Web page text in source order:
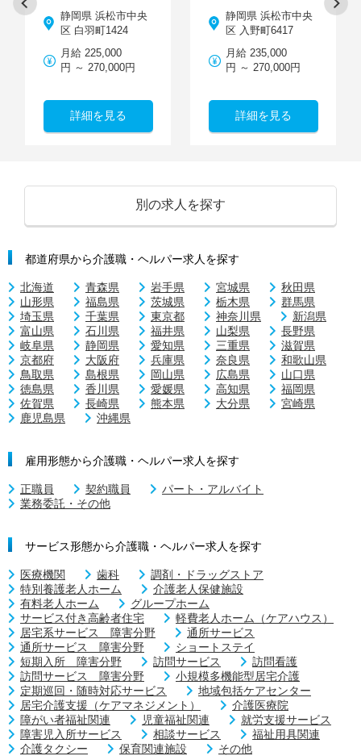
静岡県 浜松市中央
区 白羽町1424
月給 225,000
円 ～ 270,000円
詳細を見る
静岡県 浜松市中央
区 入野町6417
月給 235,000
円 ～ 270,000円
詳細を見る
別の求人を探す
都道府県から介護職・ヘルパー求人を探す
北海道 青森県 岩手県 宮城県
秋田県
山形県
福島県 茨城県 栃木県
群馬県
埼玉県
千葉県 東京都 神奈川県
新潟県
富山県
石川県 福井県 山梨県
長野県
岐阜県
静岡県 愛知県 三重県
滋賀県
京都府
大阪府 兵庫県 奈良県
和歌山県
鳥取県
島根県 岡山県 広島県
山口県
徳島県
香川県 愛媛県 高知県
福岡県
佐賀県
長崎県 熊本県 大分県
宮崎県
鹿児島県
沖縄県
雇用形態から介護職・ヘルパー求人を探す
正職員 契約職員
パート・アルバイト
業務委託・その他
サービス形態から介護職・ヘルパー求人を探す
医療機関 歯科
調剤・ドラッグストア
特別養護老人ホーム
介護老人保健施設
有料老人ホーム
グループホーム
サービス付き高齢者住宅
軽費老人ホーム（ケアハウス）
居宅系サービス 障害分野
通所サービス
通所サービス 障害分野
ショートステイ
短期入所 障害分野
訪問サービス
訪問看護
訪問サービス 障害分野
小規模多機能型居宅介護
定期巡回・随時対応サービス
地域包括ケアセンター
居宅介護支援（ケアマネジメント）
介護医療院
障がい者福祉関連
児童福祉関連
就労支援サービス
障害児入所サービス
相談サービス
福祉用具関連
介護タクシー
保育関連施設 その他